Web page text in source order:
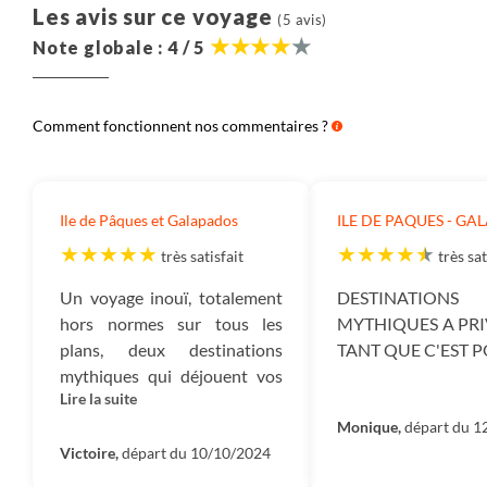
du billet d’avion.
Salariés :Ce montant correspond à l’ensemble des
sommes versées à nos collaborateurs et qui ont en
votre voyage ainsi que leur gestion administrative.
loyers, électricité, assurances, frais bancaires, etc.
impôts qui sont dus : TVA, Impôt sur les sociétés, et
autres impôts.
Mécénat :Ce sont les montants dédiés à nos projets
de reforestation nous permettant d’absorber 100%
des émissions carbone du voyage ainsi que le soutien
que nous apportons aux diverses associations que
Les avis sur ce voyage (5 avis)
Note globale : 4 / 5
Comment fonctionnent nos commentaires ?
Ile de Pâques et Galapados
très satisfait
Un voyage inouï, totalement
hors normes sur tous les
plans, deux destinations
mythiques qui déjouent vos
projections et vous
destinations devenues
Lire la suite
Victoire,départ du 10/10/2024
ILE DE PAQUES -
très
DESTINATIONS
MYTHIQUES A
TANT QUE C'EST
Monique,départ du